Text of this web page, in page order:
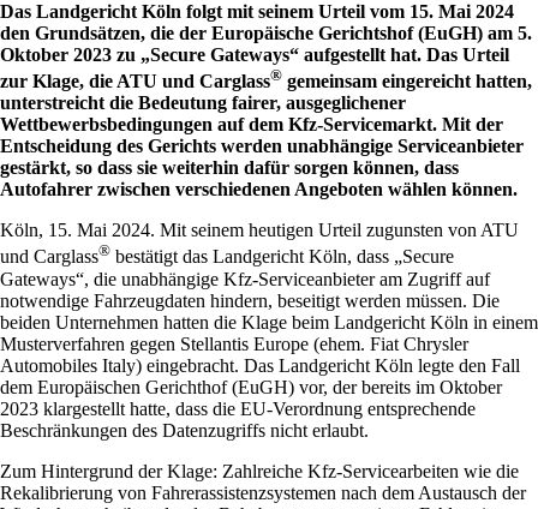
Das Landgericht Köln folgt mit seinem Urteil vom 15. Mai 2024
den Grundsätzen, die der Europäische Gerichtshof (EuGH) am 5.
Oktober 2023 zu „Secure Gateways“ aufgestellt hat. Das Urteil
zur Klage, die ATU und Carglass® gemeinsam eingereicht hatten,
unterstreicht die Bedeutung fairer, ausgeglichener
Wettbewerbsbedingungen auf dem Kfz-Servicemarkt. Mit der
Entscheidung des Gerichts werden unabhängige Serviceanbieter
gestärkt, so dass sie weiterhin dafür sorgen können, dass
Autofahrer zwischen verschiedenen Angeboten wählen können.
Köln, 15. Mai 2024. Mit seinem heutigen Urteil zugunsten von ATU
und Carglass® bestätigt das Landgericht Köln, dass „Secure
Gateways“, die unabhängige Kfz-Serviceanbieter am Zugriff auf
notwendige Fahrzeugdaten hindern, beseitigt werden müssen. Die
beiden Unternehmen hatten die Klage beim Landgericht Köln in einem
Musterverfahren gegen Stellantis Europe (ehem. Fiat Chrysler
Automobiles Italy) eingebracht. Das Landgericht Köln legte den Fall
dem Europäischen Gerichthof (EuGH) vor, der bereits im Oktober
2023 klargestellt hatte, dass die EU-Verordnung entsprechende
Beschränkungen des Datenzugriffs nicht erlaubt.
Zum Hintergrund der Klage: Zahlreiche Kfz-Servicearbeiten wie die
Rekalibrierung von Fahrerassistenzsystemen nach dem Austausch der